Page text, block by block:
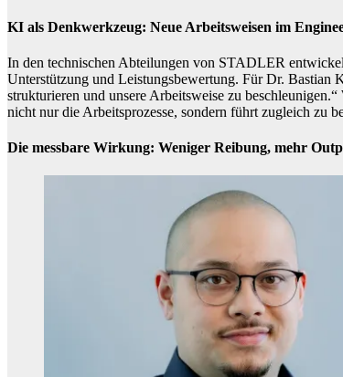
KI als Denkwerkzeug: Neue Arbeitsweisen im
In den technischen Abteilungen von STADLER
Unterstützung und Leistungsbewertung. Für Dr. Bastian
strukturieren und unsere Arbeitsweise zu
nicht nur die Arbeitsprozesse, sondern führt zugleich zu
Die messbare Wirkung: Weniger Reibung, mehr